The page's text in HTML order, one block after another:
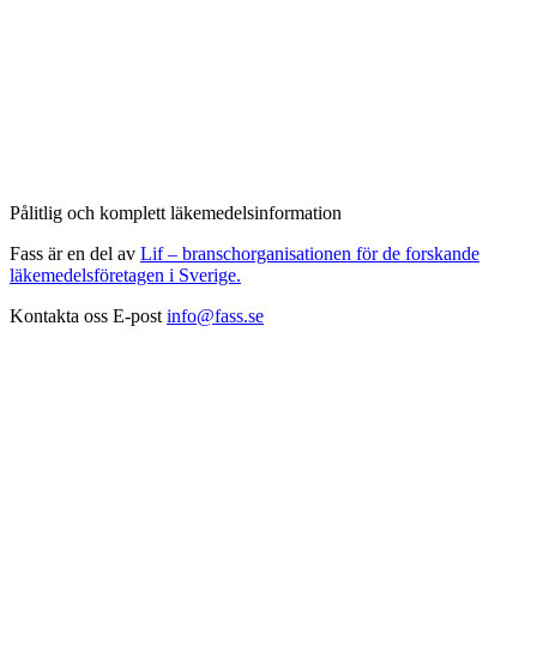
Pålitlig och komplett läkemedelsinformation
Fass är en del av Lif – branschorganisationen för de forskande
läkemedelsföretagen i Sverige.
Kontakta oss E-post info@fass.se